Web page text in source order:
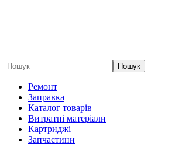
Пошук
Ремонт
Заправка
Каталог товарів
Витратні матеріали
Картриджі
Запчастини